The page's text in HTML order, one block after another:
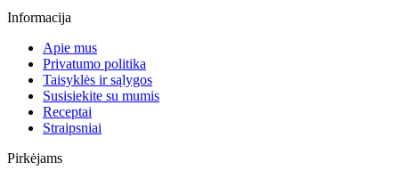
Informacija
Apie mus
Privatumo politika
Taisyklės ir sąlygos
Susisiekite su mumis
Receptai
Straipsniai
Pirkėjams